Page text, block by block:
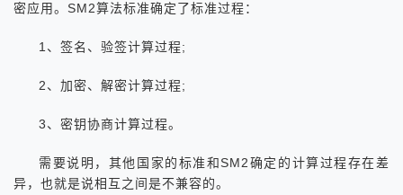
密应用。SM2算法标准确定了标准过程：
1、签名、验签计算过程;
2、加密、解密计算过程;
3、密钥协商计算过程。
需要说明，其他国家的标准和SM2确定的计算过程存在差
异，也就是说相互之间是不兼容的。